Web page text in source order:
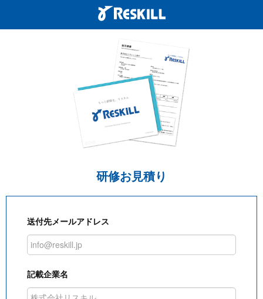
研修お見積り
送付先メールアドレス
記載企業名